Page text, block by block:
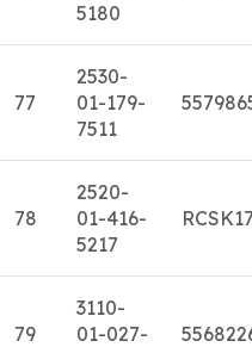
5180
77
2530-
01-179-
7511
78
2520-
01-416-
5217
79
3110-
01-027-